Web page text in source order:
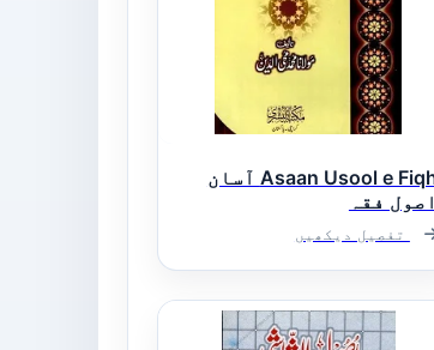
Asaan Usool e Fiqh آسان
اصول فقہ
تفصیل دیکھیں